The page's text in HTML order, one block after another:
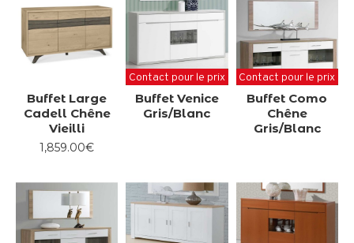
Buffet Large
Cadell Chêne
Vieilli
1,859.00€
Contact pour le prix
Buffet Venice
Gris/Blanc
Contact pour le prix
Buffet Como
Chêne
Gris/Blanc